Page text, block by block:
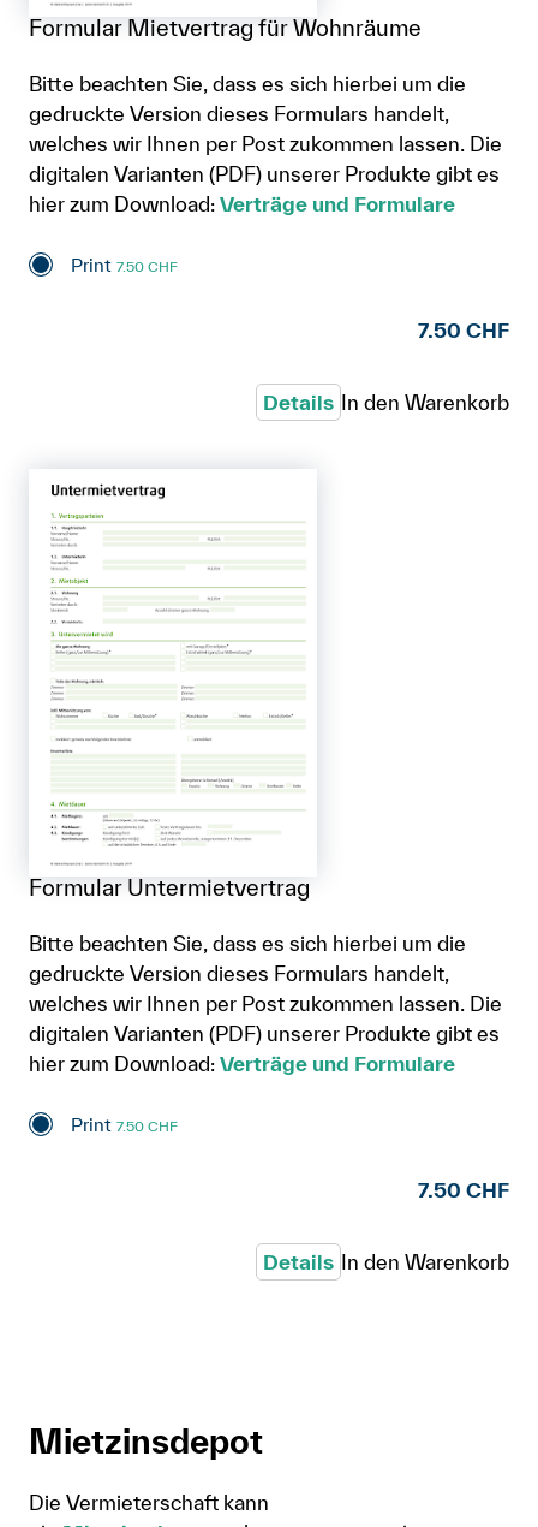
Formular Mietvertrag für Wohnräume
Bitte beachten Sie, dass es sich hierbei um die
gedruckte Version dieses Formulars handelt,
welches wir Ihnen per Post zukommen lassen. Die
digitalen Varianten (PDF) unserer Produkte gibt es
hier zum Download: Verträge und Formulare
Print 7.50 CHF
7.50 CHF
Details In den Warenkorb
Formular Untermietvertrag
Bitte beachten Sie, dass es sich hierbei um die
gedruckte Version dieses Formulars handelt,
welches wir Ihnen per Post zukommen lassen. Die
digitalen Varianten (PDF) unserer Produkte gibt es
hier zum Download: Verträge und Formulare
Print 7.50 CHF
7.50 CHF
Details In den Warenkorb
Mietzinsdepot
Die Vermieterschaft kann